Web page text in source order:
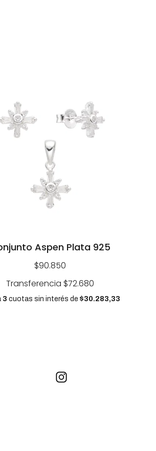
Aspen Plata 925
$90.850
Transferencia $72.680
3 cuotas sin interés de $30.283,33